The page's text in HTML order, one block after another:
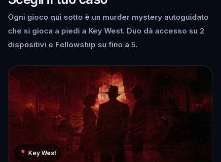
Ogni gioco qui sotto è un murder mystery autoguidato
che si gioca a piedi a Key West. Duo dà accesso su 2
dispositivi e Fellowship su fino a 5.
📍 Key West